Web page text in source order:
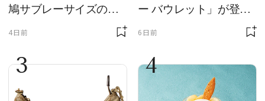
鳩サブレーサイズのポ
ーチ「はとっこ」を限
4日前
ー バウレット」が登
場！ デザイン性と収納
6日前
3 4